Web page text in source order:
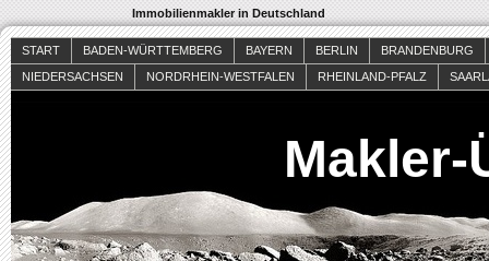
Immobilienmakler in Deutschland
START BADEN-WÜRTTEMBERG BAYERN BERLIN
BRANDENBURG
NIEDERSACHSEN
NORDRHEIN-WESTFALEN RHEINLAND-PFALZ
Makler-